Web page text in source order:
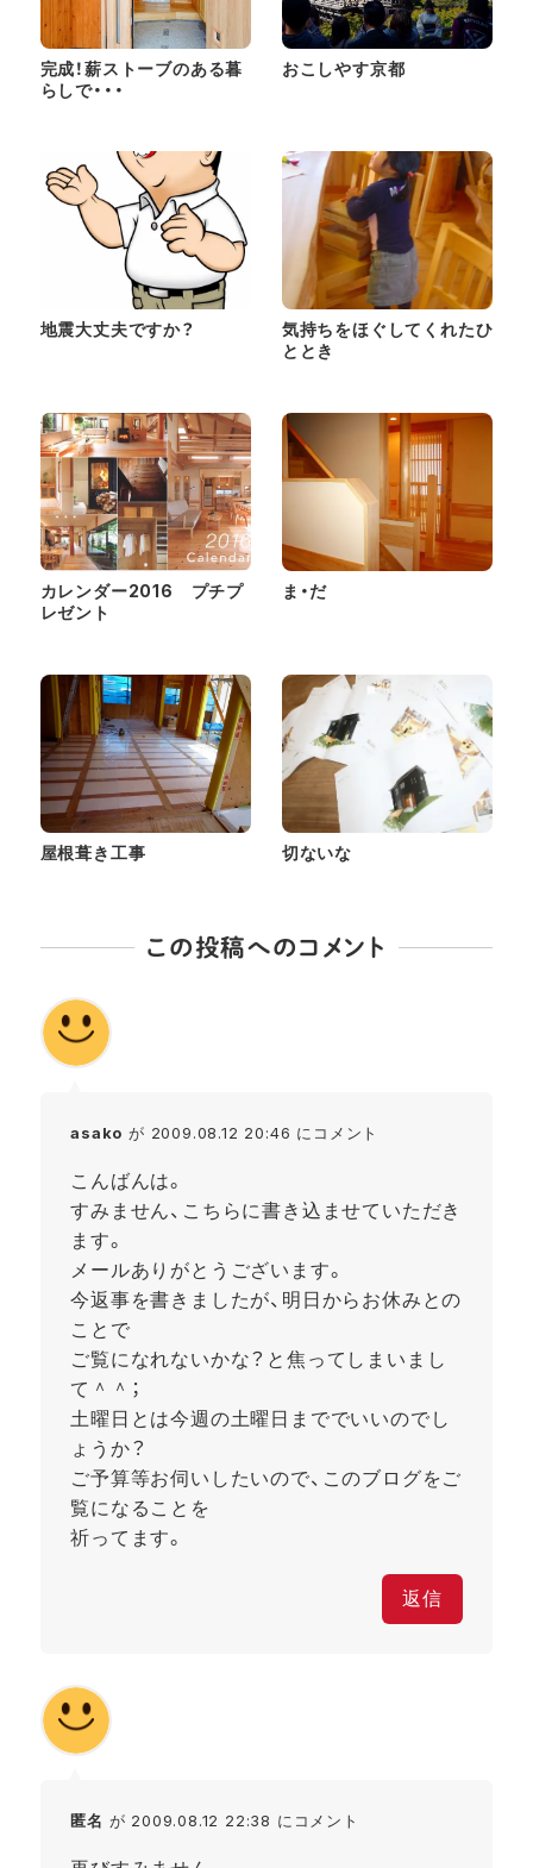
完成！薪ストーブのある暮
らしで・・・
おこしやす京都
地震大丈夫ですか？
気持ちをほぐしてくれたひ
ととき
カレンダー2016 プチプ
レゼント
ま・だ
屋根葺き工事 切ないな
この投稿へのコメント
asako が 2009.08.12 20:46 にコメント
こんばんは。
すみません、こちらに書き込ませていただき
ます。
メールありがとうございます。
今返事を書きましたが、明日からお休みとの
ことで
ご覧になれないかな？と焦ってしまいまし
て＾＾；
土曜日とは今週の土曜日まででいいのでし
ょうか？
ご予算等お伺いしたいので、このブログをご
覧になることを
祈ってます。
返信
匿名 が 2009.08.12 22:38 にコメント